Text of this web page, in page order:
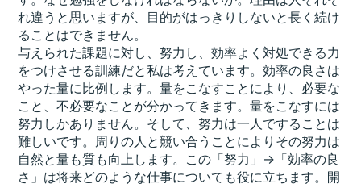
れ違うと思いますが、目的がはっきりしないと長く続け
ることはできません。
与えられた課題に対し、努力し、効率よく対処できる力
をつけさせる訓練だと私は考えています。効率の良さは
やった量に比例します。量をこなすことにより、必要な
こと、不必要なことが分かってきます。量をこなすには
努力しかありません。そして、努力は一人ですることは
難しいです。周りの人と競い合うことによりその努力は
自然と量も質も向上します。この「努力」→「効率の良
さ」は将来どのような仕事についても役に立ちます。開